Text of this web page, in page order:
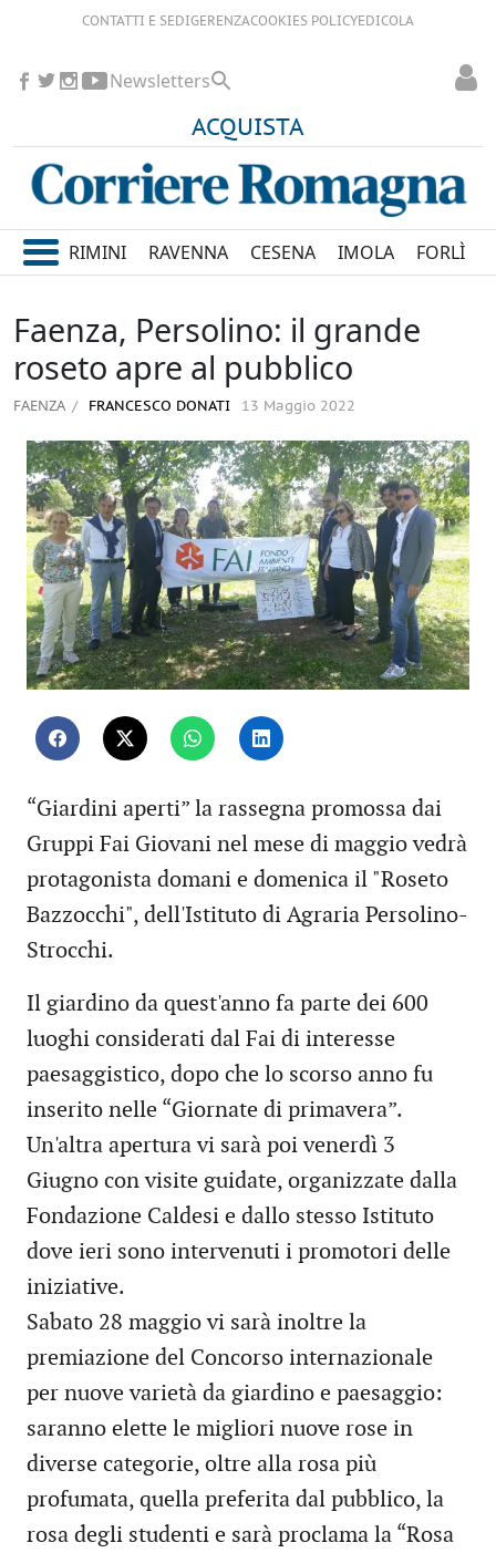
CONTATTI E SEDIGERENZACOOKIES POLICYEDICOLA
ACQUISTA
Newsletters
RIMINI RAVENNA CESENA IMOLA FORLÌ
Faenza, Persolino: il grande
roseto apre al pubblico
FAENZA FRANCESCO DONATI 13 Maggio 2022
“Giardini aperti” la rassegna promossa dai
Gruppi Fai Giovani nel mese di maggio vedrà
protagonista domani e domenica il "Roseto
Bazzocchi", dell'Istituto di Agraria Persolino-
Strocchi.
Il giardino da quest'anno fa parte dei 600
luoghi considerati dal Fai di interesse
paesaggistico, dopo che lo scorso anno fu
inserito nelle “Giornate di primavera”.
Un'altra apertura vi sarà poi venerdì 3
Giugno con visite guidate, organizzate dalla
Fondazione Caldesi e dallo stesso Istituto
dove ieri sono intervenuti i promotori delle
iniziative.
Sabato 28 maggio vi sarà inoltre la
premiazione del Concorso internazionale
per nuove varietà da giardino e paesaggio:
saranno elette le migliori nuove rose in
diverse categorie, oltre alla rosa più
profumata, quella preferita dal pubblico, la
rosa degli studenti e sarà proclama la “Rosa